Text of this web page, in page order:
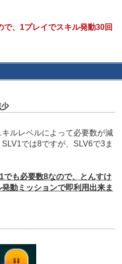
、1プレイでスキル発動30回
ルレベルによって必要数が減
では8ですが、SLV6で3ま
でも必要数8なので、とんすけ
動ミッションで即利用出来ま